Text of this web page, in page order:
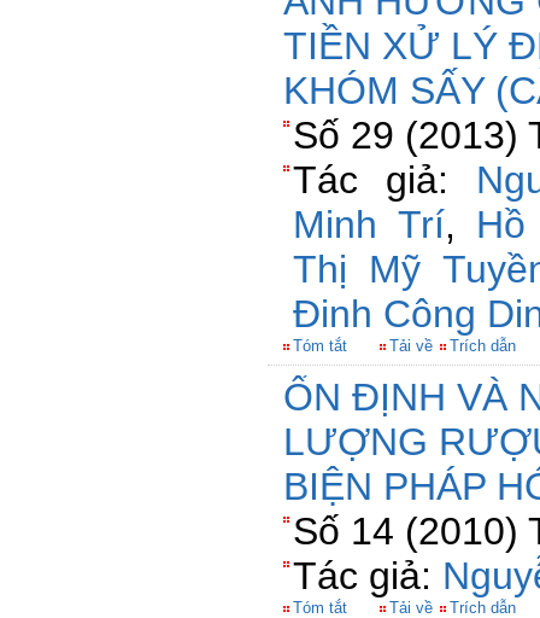
TIỀN XỬ LÝ
KHÓM SẤY
Số 29 (2013)
Tác giả:
Minh Trí,
Thị Mỹ
Đinh Công
Tóm tắt Tải về Trích dẫn
ỔN ĐỊNH VÀ
LƯỢNG
BIỆN PHÁP
Số 14 (2010)
Tác giả:
Tóm tắt Tải về Trích dẫn